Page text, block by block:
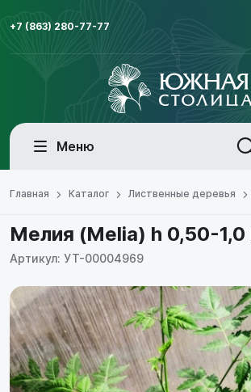
+7 (863) 280-77-77
Меню
Главная Каталог Лиственные деревья
Мелия (Melia) h 0,50-1,0
Артикул: УТ-00004969